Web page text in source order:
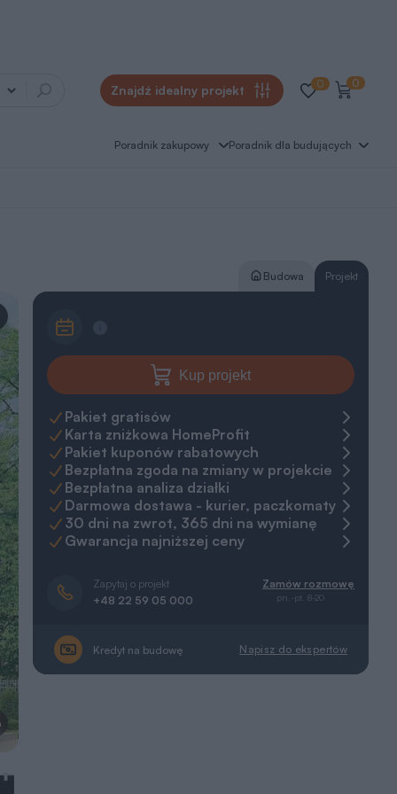
Znajdź idealny projekt 0 0
Poradnik zakupowy Poradnik dla budujących
Budowa Projekt
Kup projekt
Pakiet gratisów
Karta zniżkowa HomeProfit
Pakiet kuponów rabatowych
Bezpłatna zgoda na zmiany w projekcie
Bezpłatna analiza działki
Darmowa dostawa - kurier, paczkomaty
30 dni na zwrot, 365 dni na wymianę
Gwarancja najniższej ceny
Zapytaj o projekt
+48 22 59 05 000
Zamów rozmowę
pn.-pt. 8-20
Kredyt na budowę Napisz do ekspertów